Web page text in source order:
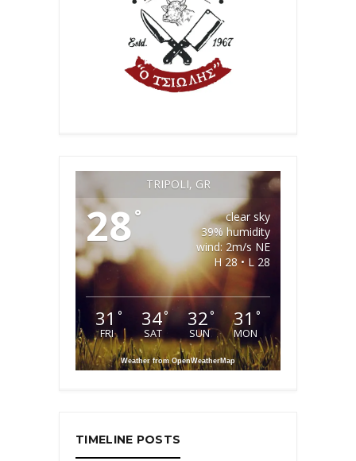
TRIPOLI, GR
28°
clear sky
39% humidity
wind: 2m/s NE
H 28 • L 28
31 °
FRI
34°
SAT
32°
SUN
31 °
MON
Weather from OpenWeatherMap
TIMELINE POSTS